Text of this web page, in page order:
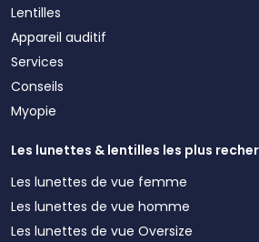
Lentilles
Appareil auditif
Services
Conseils
Myopie
Les lunettes & lentilles les plus
Les lunettes de vue femme
Les lunettes de vue homme
Les lunettes de vue Oversize